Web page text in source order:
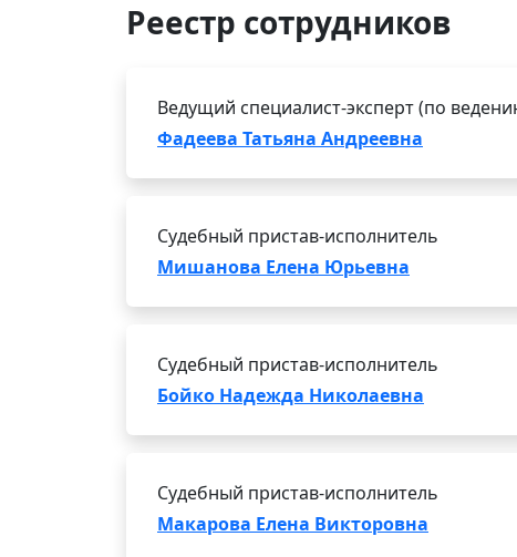
Реестр сотрудников
Ведущий специалист-эксперт (по
Фадеева Татьяна Андреевна
Судебный пристав-исполнитель
Мишанова Елена Юрьевна
Судебный пристав-исполнитель
Бойко Надежда Николаевна
Судебный пристав-исполнитель
Макарова Елена Викторовна